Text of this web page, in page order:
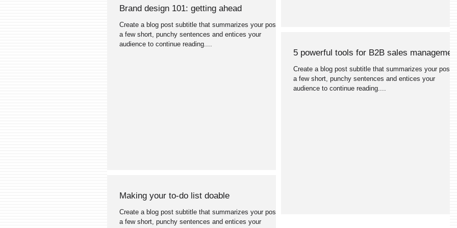
Brand design 101: getting ahead
Create a blog post subtitle that summarizes your post in
a few short, punchy sentences and entices your
audience to continue reading....
Making your to-do list doable
Create a blog post subtitle that summarizes your post in
a few short, punchy sentences and entices your
5 powerful tools for B2B sales
Create a blog post subtitle that summarizes your post
a few short, punchy sentences and entices your
audience to continue reading....